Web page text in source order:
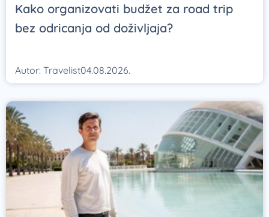
Kako organizovati budžet za road trip
bez odricanja od doživljaja?
Autor: Travelist04.08.2026.